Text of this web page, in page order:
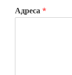
Адреса *